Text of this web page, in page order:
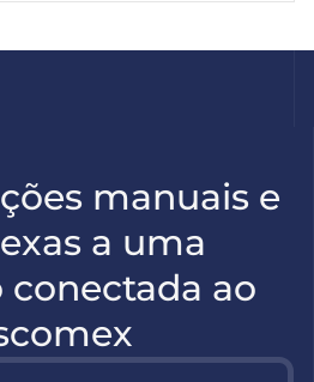
manuais e
a uma
conectada ao